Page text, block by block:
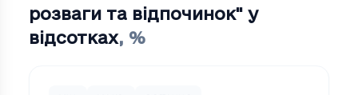
розваги та вiдпочинок" у
відсотках, %